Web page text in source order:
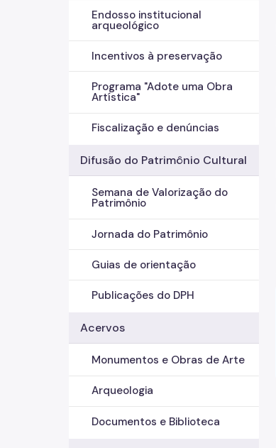
Endosso institucional
arqueológico
Incentivos à preservação
Programa "Adote uma Obra
Artística"
Fiscalização e denúncias
Difusão do Patrimônio Cultural
Semana de Valorização do
Patrimônio
Jornada do Patrimônio
Guias de orientação
Publicações do DPH
Acervos
Monumentos e Obras de Arte
Arqueologia
Documentos e Biblioteca